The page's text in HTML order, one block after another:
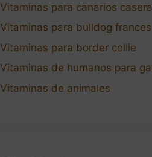
Vitaminas para canarios
Vitaminas para bulldog frances
Vitaminas para border collie
Vitaminas de humanos para
Vitaminas de animales